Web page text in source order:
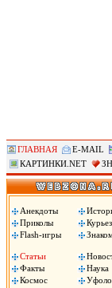
ГЛАВНАЯ E-MAIL
КАРТИНКИ.NET
Анекдоты
Приколы
Flash-игры
Статьи
Факты
Наука
Космос